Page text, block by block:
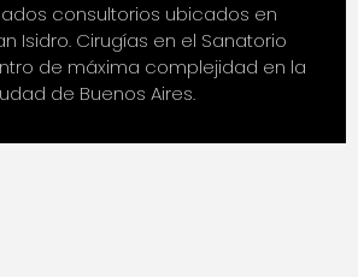
consultorios ubicados en
Isidro. Cirugías en el Sanatorio
de máxima complejidad en la
de Buenos Aires.